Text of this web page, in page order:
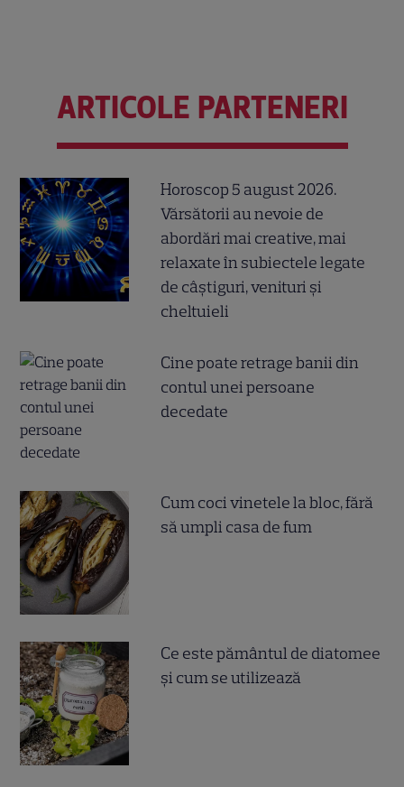
ARTICOLE PARTENERI
Horoscop 5 august 2026.
Vărsătorii au nevoie de
abordări mai creative, mai
relaxate în subiectele legate
de câștiguri, venituri și
cheltuieli
Cine poate retrage banii din
contul unei persoane
decedate
Cum coci vinetele la bloc, fără
să umpli casa de fum
Ce este pământul de diatomee
și cum se utilizează